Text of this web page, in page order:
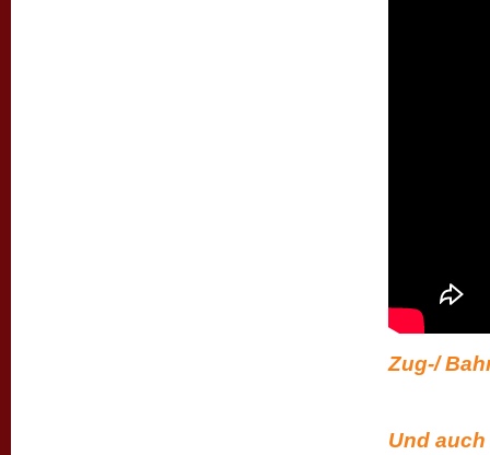
Zug-/
Und